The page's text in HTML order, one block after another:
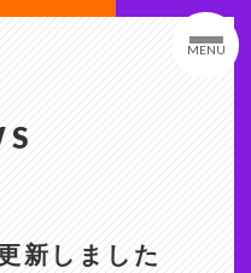
MENU
新しました